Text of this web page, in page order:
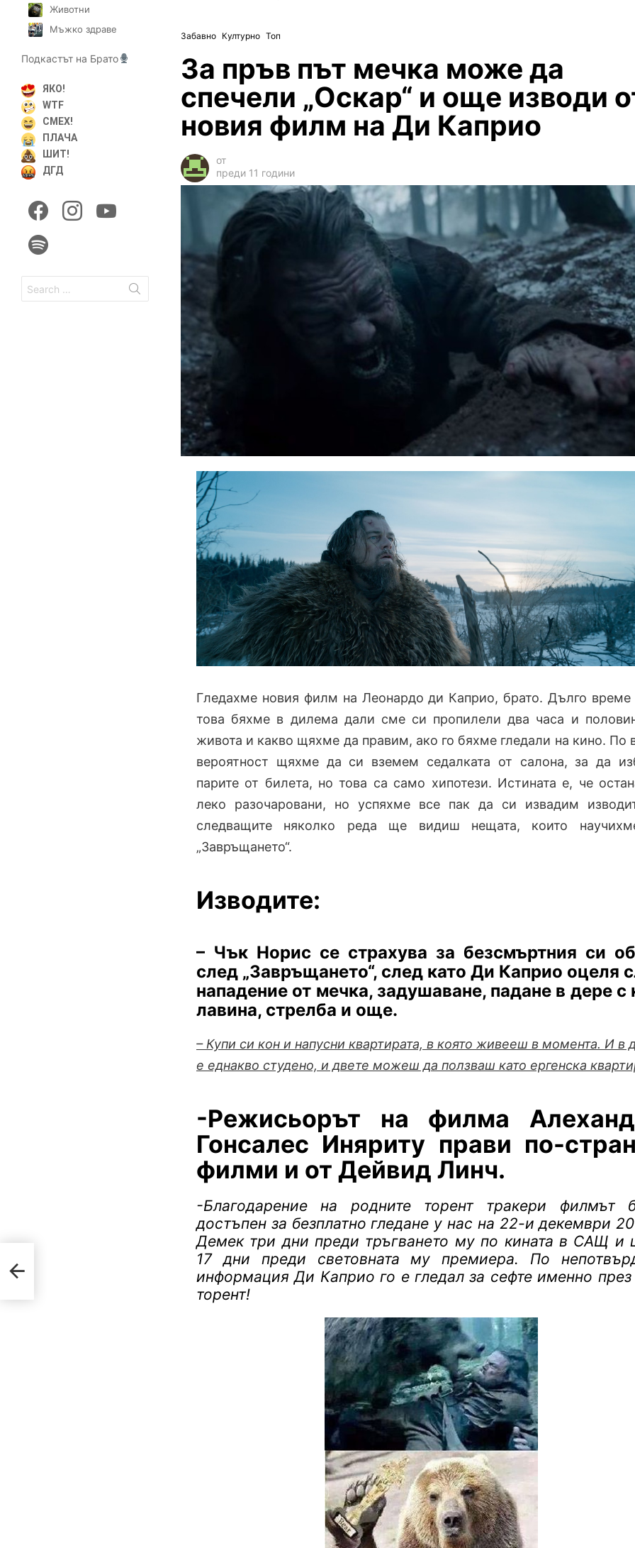
Забавно Културно Топ
За пръв път мечка може да
спечели „Оскар“ и още изводи
новия филм на Ди Каприо
от
преди 11 години
Гледахме новия филм на Леонардо ди Каприо, брато. Дълго време
това бяхме в дилема дали сме си пропилели два часа и
живота и какво щяхме да правим, ако го бяхме гледали на кино. По
вероятност щяхме да си вземем седалката от салона, за да
парите от билета, но това са само хипотези. Истината е, че
леко разочаровани, но успяхме все пак да си извадим
следващите няколко реда ще видиш нещата, които
„Завръщането“.
Изводите:
– Чък Норис се страхува за безсмъртния си
след „Завръщането“, след като Ди Каприо оцеля
нападение от мечка, задушаване, падане в дере с
лавина, стрелба и още.
– Купи си кон и напусни квартирата, в която живееш в момента. И в
е еднакво студено, и двете можеш да ползваш като ергенска
-Режисьорът на филма
Гонсалес Иняриту прави по-
филми и от Дейвид Линч.
-Благодарение на родните торент тракери филмът
достъпен за безплатно гледане у нас на 22-и декември
Демек три дни преди тръгването му по кината в САЩ и
17 дни преди световната му премиера. По
информация Ди Каприо го е гледал за сефте именно
торент!
Животни
Мъжко здраве
Подкастът на Брато
ЯКО!
WTF
СМЕХ!
ПЛАЧА
ШИТ!
ДГД
for: